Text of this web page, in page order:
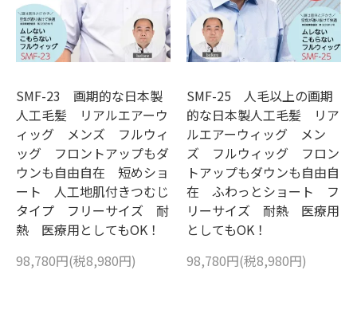
SMF-23 画期的な日本製
人工毛髪 リアルエアーウ
ィッグ メンズ フルウィ
ッグ フロントアップもダ
ウンも自由自在 短めショ
ート 人工地肌付きつむじ
タイプ フリーサイズ 耐
熱 医療用としてもOK！
98,780円(税8,980円)
SMF-25 人毛以上の画期
的な日本製人工毛髪 リア
ルエアーウィッグ メン
ズ フルウィッグ フロン
トアップもダウンも自由自
在 ふわっとショート フ
リーサイズ 耐熱 医療用
としてもOK！
98,780円(税8,980円)